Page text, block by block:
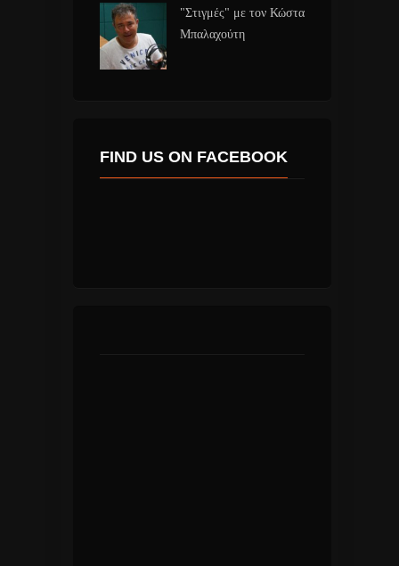
"Στιγμές" με τον Κώστα
Μπαλαχούτη
FIND US ON FACEBOOK